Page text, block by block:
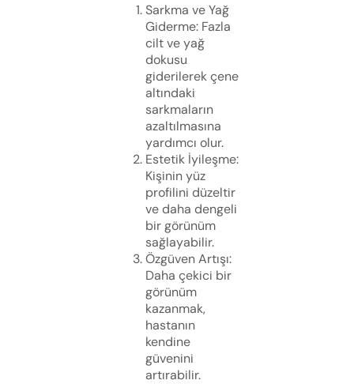
Sarkma ve Yağ
Giderme: Fazla
cilt ve yağ
dokusu
giderilerek çene
altındaki
sarkmaların
azaltılmasına
yardımcı olur.
Estetik İyileşme:
Kişinin yüz
profilini düzeltir
ve daha dengeli
bir görünüm
sağlayabilir.
Özgüven Artışı:
Daha çekici bir
görünüm
kazanmak,
hastanın
kendine
güvenini
artırabilir.